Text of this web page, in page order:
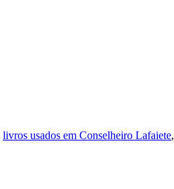
livros usados em Conselheiro Lafaiete,